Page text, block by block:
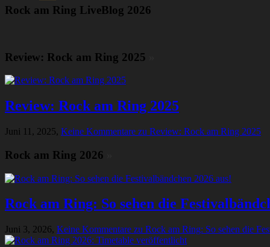
Rock am Ring LiveBlog 2026
Review: Rock am Ring 2025
Review: Rock am Ring 2025
Juni 11, 2025, Keine Kommentare zu Review: Rock am Ring 2025
Rock am Ring 2026
Rock am Ring: So sehen die
Juni 3, 2026, Keine Kommentare zu Rock am Ring: So sehen die